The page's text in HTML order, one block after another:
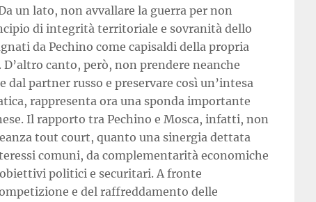
un lato, non avvallare la guerra per non
di integrità territoriale e sovranità dello
da Pechino come capisaldi della propria
canto, però, non prendere neanche
dal partner russo e preservare così un’intesa
rappresenta ora una sponda importante
Il rapporto tra Pechino e Mosca, infatti, non
tout court, quanto una sinergia dettata
comuni, da complementarità economiche
politici e securitari. A fronte
e del raffreddamento delle